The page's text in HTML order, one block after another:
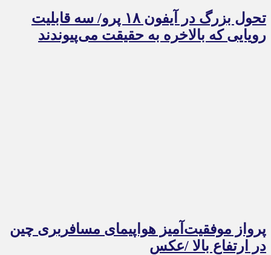
تحول بزرگ در آیفون ۱۸ پرو/ سه قابلیت
رویایی که بالاخره به حقیقت می‌پیوندند
پرواز موفقیت‌آمیز هواپیمای مسافربری چین
در ارتفاع بالا /عکس